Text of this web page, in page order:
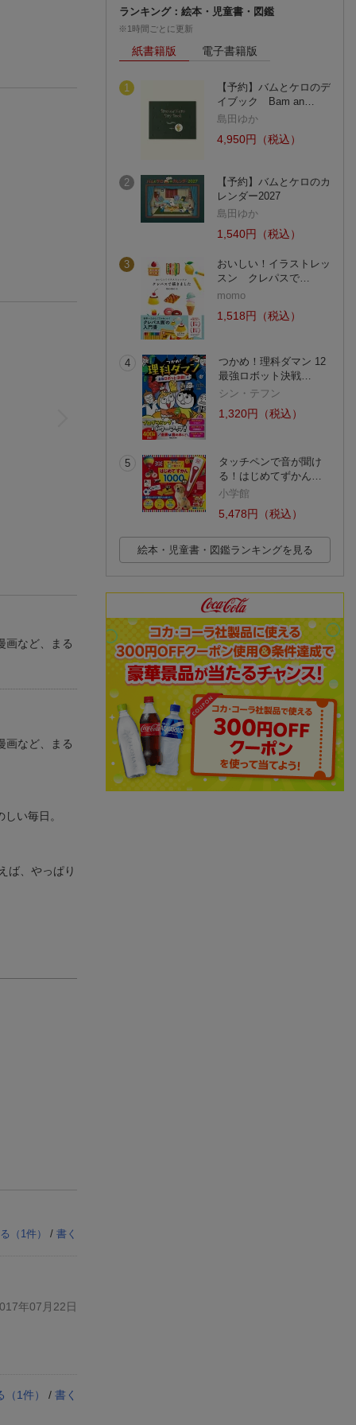
画など、まる
画など、まる
い毎日。
ば、やっぱり
（ 1 件） / 書く
年07月22日
（1件） / 書く
ランキング：絵本・児童書・図鑑
※1時間ごとに更新
紙書籍版 電子書籍版
1
【予約】バムとケロのデ
イブック Bam an…
島田ゆか
4,950円（税込）
2
【予約】バムとケロのカ
レンダー2027
島田ゆか
1,540円（税込）
3
おいしい！イラストレッ
スン クレパスで…
momo
1,518円（税込）
4
つかめ！理科ダマン 12
最強ロボット決戦…
シン・テフン
1,320円（税込）
5
タッチペンで音が聞け
る！はじめてずかん…
小学館
5,478円（税込）
絵本・児童書・図鑑ランキングを見る